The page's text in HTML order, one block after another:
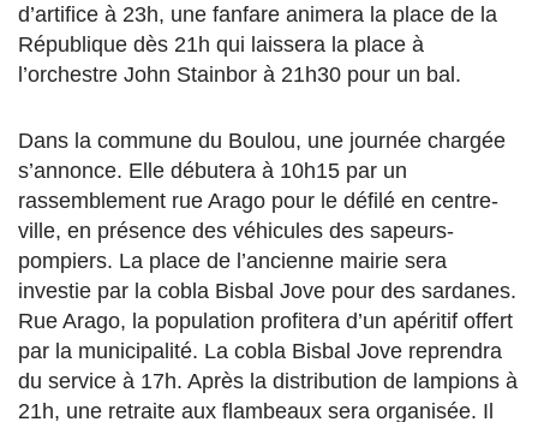
d’artifice à 23h, une fanfare animera la place de la
République dès 21h qui laissera la place à
l’orchestre John Stainbor à 21h30 pour un bal.
Dans la commune du Boulou, une journée chargée
s’annonce. Elle débutera à 10h15 par un
rassemblement rue Arago pour le défilé en centre-
ville, en présence des véhicules des sapeurs-
pompiers. La place de l’ancienne mairie sera
investie par la cobla Bisbal Jove pour des sardanes.
Rue Arago, la population profitera d’un apéritif offert
par la municipalité. La cobla Bisbal Jove reprendra
du service à 17h. Après la distribution de lampions à
21h, une retraite aux flambeaux sera organisée. Il